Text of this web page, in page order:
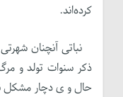
کرده‌اند.
نباتی آنچنان
ذکر سنوات تولد و
حال و ی دچار مشکل